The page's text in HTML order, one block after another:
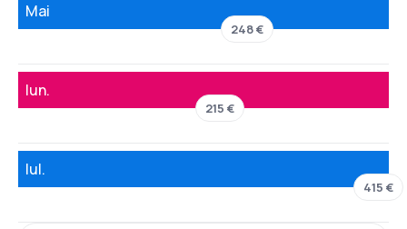
Mai
248 €
Iun.
215 €
Iul.
415 €